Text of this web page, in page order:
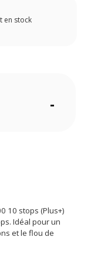
en stock
-
10 stops (Plus+)
Idéal pour un
et le flou de